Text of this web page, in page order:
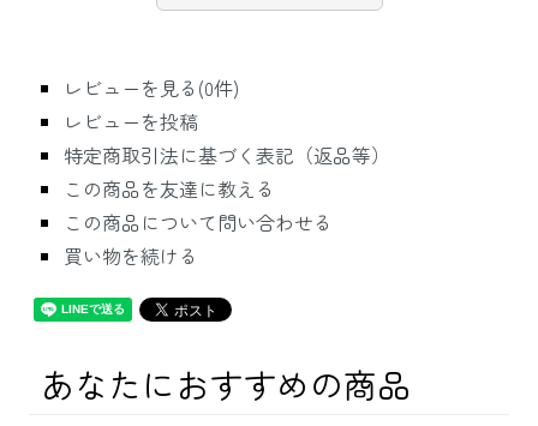
レビューを見る(0件)
レビューを投稿
特定商取引法に基づく表記（返品等）
この商品を友達に教える
この商品について問い合わせる
買い物を続ける
あなたにおすすめの商品